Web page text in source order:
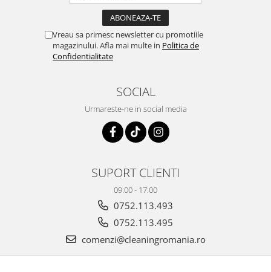
Vreau sa primesc newsletter cu promotiile
magazinului. Afla mai multe in Politica de
Confidentialitate
SOCIAL
Urmareste-ne in social media
SUPORT CLIENTI
09:00 - 17:00
0752.113.493
0752.113.495
comenzi@cleaningromania.ro